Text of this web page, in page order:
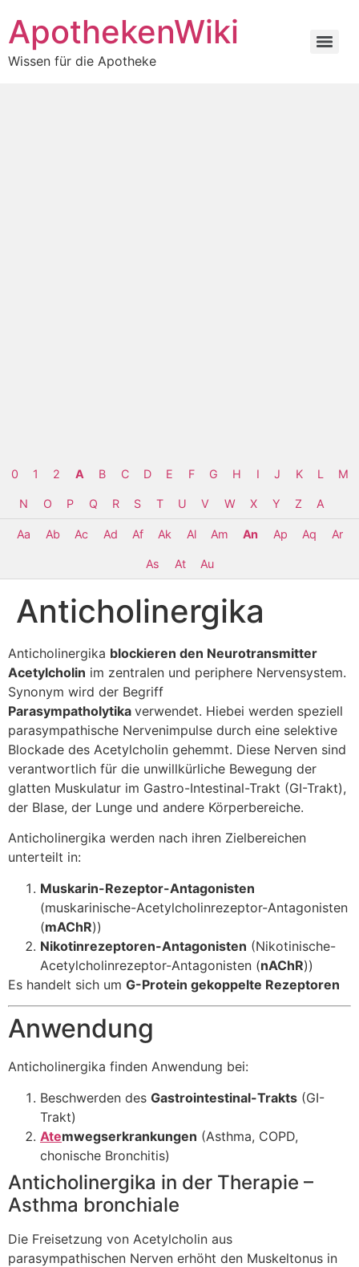
ApothekenWiki
Wissen für die Apotheke
0 1 2 A B C D E F G H I J K L M
N O P Q R S T U V W X Y Z Α
Aa Ab Ac Ad Af Ak Al Am An Ap Aq Ar
As At Au
Anticholinergika
Anticholinergika blockieren den Neurotransmitter
Acetylcholin im zentralen und periphere Nervensystem.
Synonym wird der Begriff
Parasympatholytika verwendet. Hiebei werden speziell
parasympathische Nervenimpulse durch eine selektive
Blockade des Acetylcholin gehemmt. Diese Nerven sind
verantwortlich für die unwillkürliche Bewegung der
glatten Muskulatur im Gastro-Intestinal-Trakt (GI-Trakt),
der Blase, der Lunge und andere Körperbereiche.
Anticholinergika werden nach ihren Zielbereichen
unterteilt in:
Muskarin-Rezeptor-Antagonisten
(muskarinische-Acetylcholinrezeptor-Antagonisten
(mAChR))
Nikotinrezeptoren-Antagonisten (Nikotinische-
Acetylcholinrezeptor-Antagonisten (nAChR))
Es handelt sich um G-Protein gekoppelte Rezeptoren
Anwendung
Anticholinergika finden Anwendung bei:
Beschwerden des Gastrointestinal-Trakts (GI-
Trakt)
Atemwegserkrankungen (Asthma, COPD,
chonische Bronchitis)
Anticholinergika in der Therapie –
Asthma bronchiale
Die Freisetzung von Acetylcholin aus
parasympathischen Nerven erhöht den Muskeltonus in